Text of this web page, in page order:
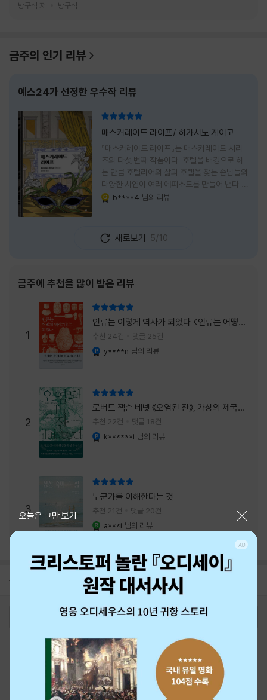
방구석 저 방구석
금주의 인기 리뷰
예스24가 선정한 우수작 리뷰
매스커레이드 라이프/ 히가시노 게이고
『매스커레이드 라이프』는 매스커레이드 시리
즈의 다섯 번째 작품이다. 호텔을 배경으로 하
는 만큼 호텔리어의 삶과 호텔을 찾는 손님들의
다양한 사연이 여러 에피소드를 만들어 낸다.
주인공은 호텔리어로서의 완벽함을 꿈꾸는 야
는 과정에서 나오미가 다치게 되자, 고스케는
모든 책임을 지고 형사직에서 물러난다. 하지만
을 받게 된다. 그렇게 끝난 4권 이후, 나는 5권
이 출간되기만을 기다렸다. 형사가 아닌 호텔리
어가 된 닛타 고스케의 모습이 무척 궁금했기
때문이다. 그동안 호텔에서 잠복 수사를 하며
어설픈 호텔리어의 가면을 쓰고 있었다면, 이제
는 가면
b****4 님의 리뷰
새로보기 5/10
금주에 추천을 많이 받은 리뷰
1
인류는 이렇게 역사가 되었다 <인류는 어떻게
역사가 되었나>
추천 24건 댓글 25건
y****n 님의 리뷰
2
로버트 잭슨 베넷 《오염된 잔》, 가상의 제국이
주는 실감과 미스터리 사건의 치밀함이 이루어
내는 최상의 시너지...
추천 22건 댓글 18건
k******i 님의 리뷰
3
누군가를 이해한다는 것
추천 21건 댓글 20건
a***i 님의 리뷰
공지 26년 NBCI 수상 안내
2026-08-01
오늘은 그만 보기
로그인 최근 본 상품 주문/배송
고객센터 1544-3800 티켓 1544-6399
중고샵 1566-4295
eBook 1:1문의/채팅상담
예스이십사(주) 사업자 정보
이용약관
개인정보처리방침
청소년보호정책